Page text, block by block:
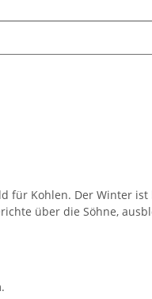
für Kohlen. Der Winter
über die Söhne,